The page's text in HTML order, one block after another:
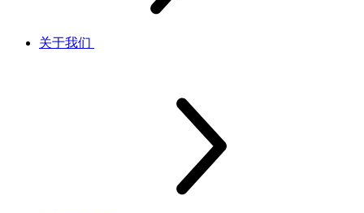
关于我们